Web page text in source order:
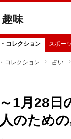
趣味
コレクション スポー
コレクション 占い
1月28日
のための